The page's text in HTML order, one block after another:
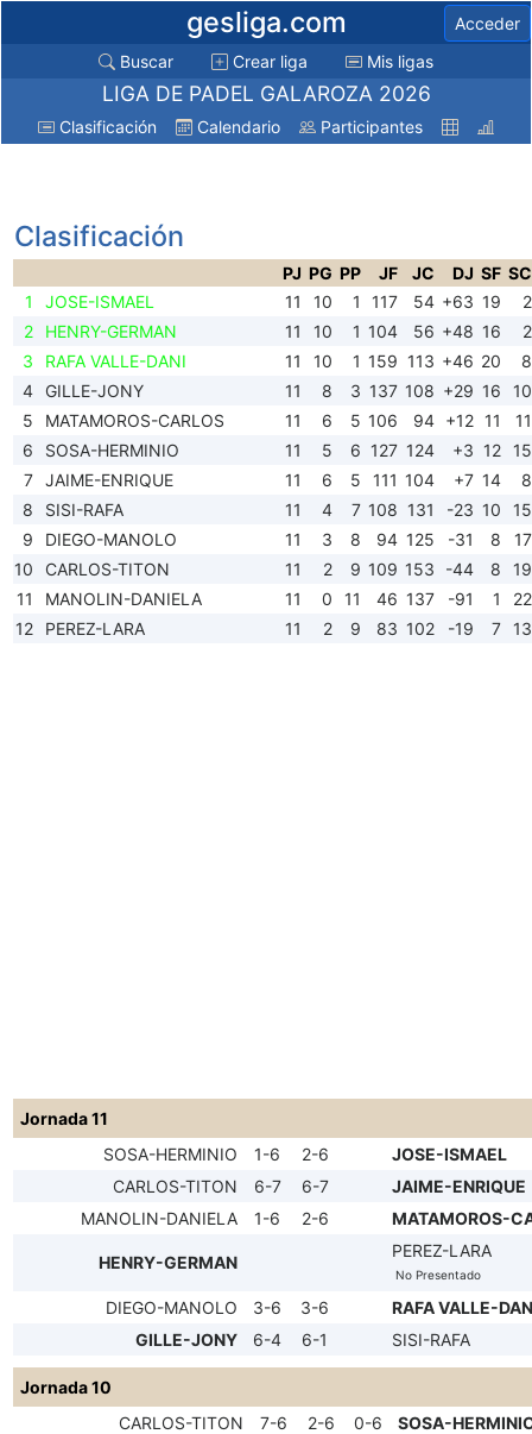
gesliga.com
Acceder
Buscar
Crear liga Mis ligas
LIGA DE PADEL GALAROZA 2026
Clasificación Calendario Participantes
Clasificación
PJ PG PP JF JC DJ SF SC
1
JOSE-ISMAEL 11 10 1 117 54 +63 19
2
2
HENRY-GERMAN 11 10 1 104 56 +48 16
2
3
RAFA VALLE-DANI 11 10 1 159 113 +46 20
8
4
GILLE-JONY 11 8 3 137 108 +29 16
10
5
MATAMOROS-CARLOS 11 6 5 106 94 +12 11
11
6
SOSA-HERMINIO 11 5 6 127 124 +3 12 15
7 JAIME-ENRIQUE 11 6 5 111 104 +7 14
8
8
SISI-RAFA 11 4 7 108 131 -23 10
15
9
DIEGO-MANOLO 11 3 8 94 125 -31 8
17
10
CARLOS-TITON 11 2 9 109 153 -44 8
19
11
MANOLIN-DANIELA 11 0 11 46 137 -91 1
22
12
PEREZ-LARA 11 2 9 83 102 -19 7 13
Jornada 11
SOSA-HERMINIO
1-6 2-6
JOSE-ISMAEL
CARLOS-TITON
6-7 6-7
JAIME-ENRIQUE
MANOLIN-DANIELA
1-6 2-6 MATAMOROS-
HENRY-GERMAN
PEREZ-LARA
No Presentado
DIEGO-MANOLO 3-6 3-6
RAFA VALLE-
GILLE-JONY
6-4 6-1 SISI-RAFA
Jornada 10
CARLOS-TITON
7-6 2-6 0-6
SOSA-